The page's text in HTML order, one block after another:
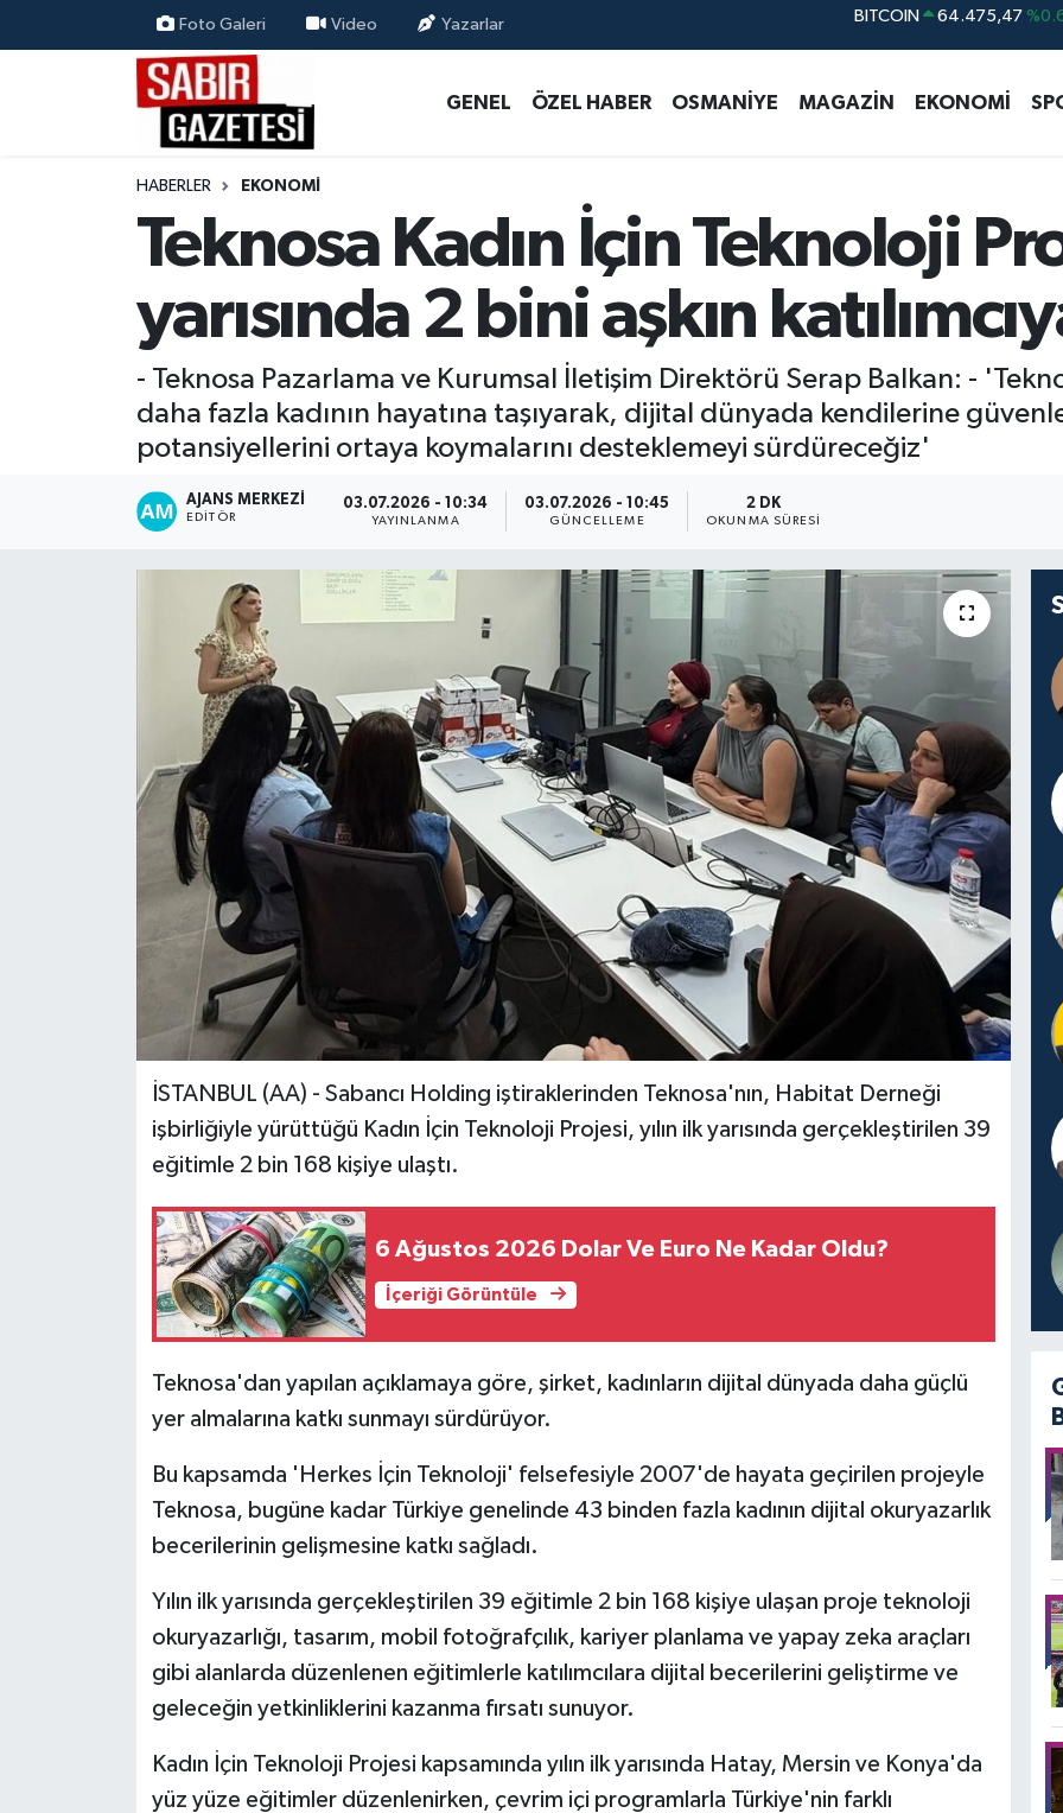
Foto Galeri Video Yazarlar DOLAR 47,5971
STERLİN 64,2534
BITCOIN 64.475,47
GENEL ÖZEL HABER OSMANİYE MAGAZİN EKONOMİ
HABERLER EKONOMI
Teknosa Kadın İçin Teknoloji
yarısında 2 bini aşkın
- Teknosa Pazarlama ve Kurumsal İletişim Direktörü Serap Balkan: -
daha fazla kadının hayatına taşıyarak, dijital dünyada kendilerine
potansiyellerini ortaya koymalarını desteklemeyi sürdüreceğiz'
AJANS MERKEZI
EDITÖR
03.07.2026 - 10:34
YAYINLANMA
03.07.2026 - 10:45
GÜNCELLEME
2 DK
OKUNMA SÜRESI
İSTANBUL (AA) - Sabancı Holding iştiraklerinden Teknosa'nın, Habitat Derneği
işbirliğiyle yürüttüğü Kadın İçin Teknoloji Projesi, yılın ilk yarısında gerçekleştirilen 39
eğitimle 2 bin 168 kişiye ulaştı.
6 Ağustos 2026 Dolar Ve Euro Ne Kadar Oldu?
İçeriği Görüntüle
Teknosa'dan yapılan açıklamaya göre, şirket, kadınların dijital dünyada daha güçlü
yer almalarına katkı sunmayı sürdürüyor.
Bu kapsamda 'Herkes İçin Teknoloji' felsefesiyle 2007'de hayata geçirilen projeyle
Teknosa, bugüne kadar Türkiye genelinde 43 binden fazla kadının dijital okuryazarlık
becerilerinin gelişmesine katkı sağladı.
Yılın ilk yarısında gerçekleştirilen 39 eğitimle 2 bin 168 kişiye ulaşan proje teknoloji
okuryazarlığı, tasarım, mobil fotoğrafçılık, kariyer planlama ve yapay zeka araçları
gibi alanlarda düzenlenen eğitimlerle katılımcılara dijital becerilerini geliştirme ve
geleceğin yetkinliklerini kazanma fırsatı sunuyor.
Kadın İçin Teknoloji Projesi kapsamında yılın ilk yarısında Hatay, Mersin ve Konya'da
yüz yüze eğitimler düzenlenirken, çevrim içi programlarla Türkiye'nin farklı
ÖZEL HABER
MAGAZİN
EKONOMİ
RESMİ İLANLAR
Osmaniye Nöbetçi Eczaneler
Osmaniye Hava Durumu
Süper Lig Puan Durumu ve Fikstür
Tüm Manşetler
Son Dakika Haberleri
Haber Arşivi